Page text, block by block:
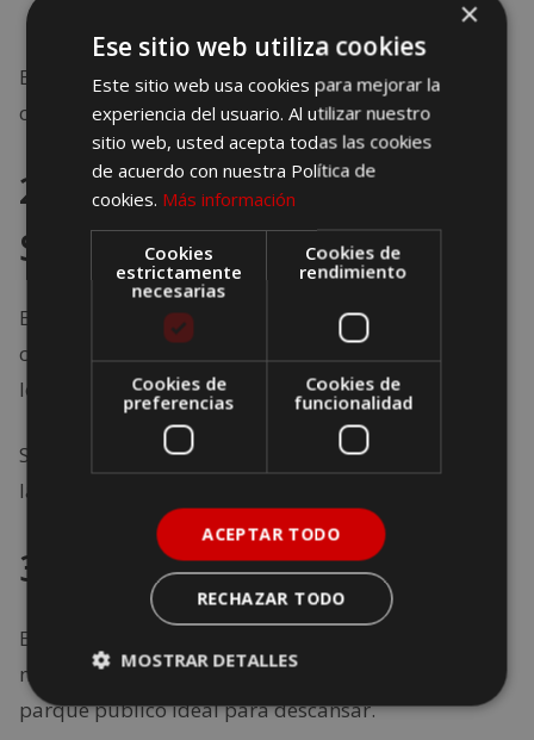
Estas figuras son parte del encanto y el humor de la
ciudad.
2. Iglesia Azul (Iglesia de
Santa Isabel)
Este templo es uno de los más fotogénicos de la
ciudad. Su color azul pastel y detalles art nouveau
lo hacen único.
Se ubica a pocos minutos del centro histórico y vale
la pena visitarla por su originalidad.
3. Palacio Grassalkovich
Es la residencia presidencial y uno de los edificios
más elegantes deBratislava. Frente a él hay un
parque público ideal para descansar.
×
Ese sitio web utiliza cookies
Este sitio web usa cookies para mejorar la
experiencia del usuario. Al utilizar nuestro
sitio web, usted acepta todas las cookies
de acuerdo con nuestra Política de
cookies. Más información
Cookies
estrictamente
necesarias
Cookies de
rendimiento
Cookies de
preferencias
Cookies de
funcionalidad
ACEPTAR TODO
RECHAZAR TODO
MOSTRAR DETALLES